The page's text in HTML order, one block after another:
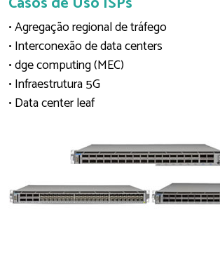
• Agregação regional de tráfego
• Interconexão de data centers
• dge computing (MEC)
• Infraestrutura 5G
• Data center leaf